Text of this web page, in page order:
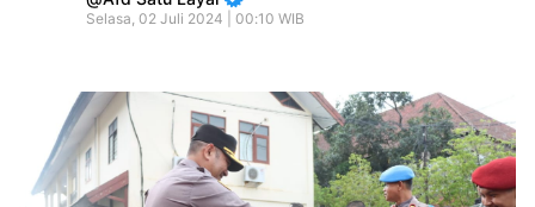
Selasa, 02 Juli 2024 | 00:10 WIB